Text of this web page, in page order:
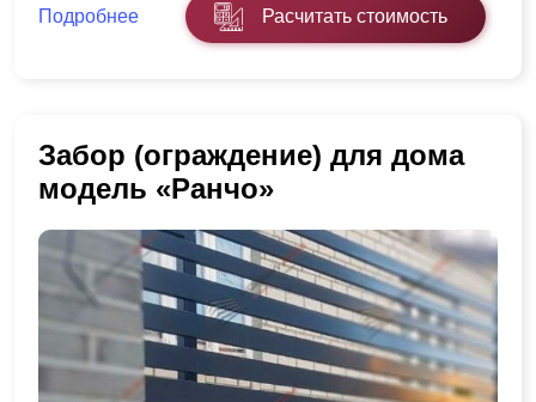
Подробнее Расчитать стоимость
Забор (ограждение) для дома
модель «Ранчо»